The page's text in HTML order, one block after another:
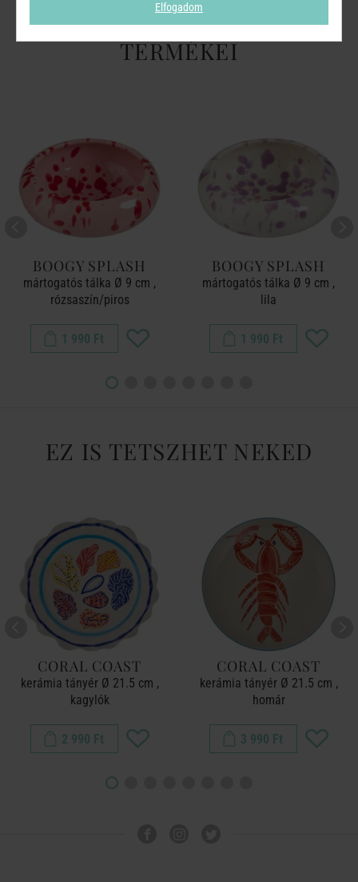
A TERMÉKCSALÁD TOVÁBBI
TERMÉKEI
BOOGY SPLASH
mártogatós tálka Ø 9 cm ,
rózsaszín/piros
1 990 Ft
BOOGY SPLASH
mártogatós tálka Ø 9 cm ,
lila
1 990 Ft
EZ IS TETSZHET NEKED
CORAL COAST
kerámia tányér Ø 21.5 cm ,
kagylók
2 990 Ft
CORAL COAST
kerámia tányér Ø 21.5 cm ,
homár
3 990 Ft
Elfogadom